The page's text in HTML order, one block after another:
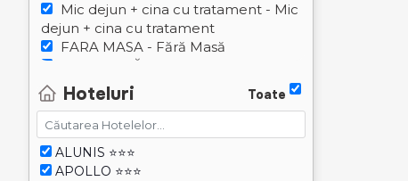
Mic dejun + cina cu tratament - Mic
dejun + cina cu tratament
FARA MASA - Fără Masă
Hoteluri Toate
ALUNIS ⭐⭐⭐
APOLLO ⭐⭐⭐